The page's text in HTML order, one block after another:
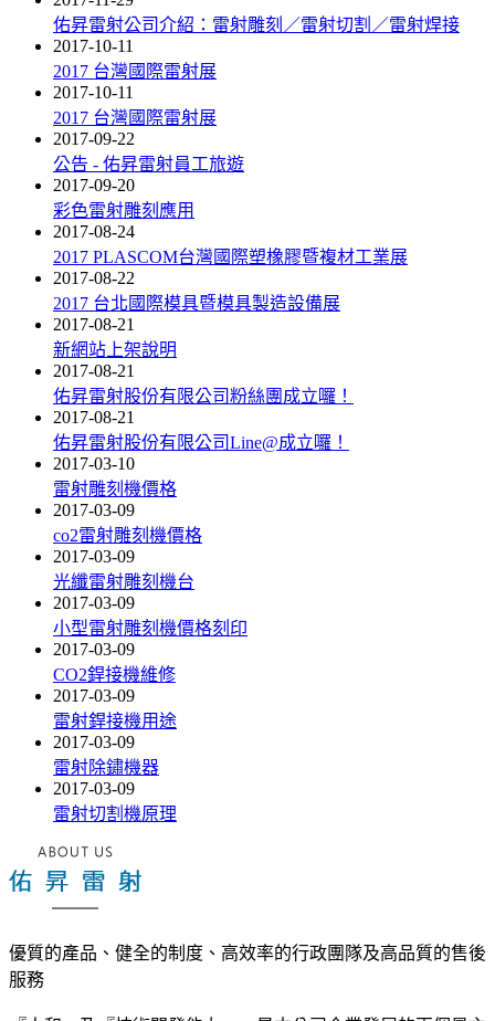
佑昇雷射公司介紹：雷射雕刻／雷射切割／雷射焊接
2017-10-11
2017 台灣國際雷射展
2017-10-11
2017 台灣國際雷射展
2017-09-22
公告 - 佑昇雷射員工旅遊
2017-09-20
彩色雷射雕刻應用
2017-08-24
2017 PLASCOM台灣國際塑橡膠暨複材工業展
2017-08-22
2017 台北國際模具暨模具製造設備展
2017-08-21
新網站上架說明
2017-08-21
佑昇雷射股份有限公司粉絲團成立囉！
2017-08-21
佑昇雷射股份有限公司Line@成立囉！
2017-03-10
雷射雕刻機價格
2017-03-09
co2雷射雕刻機價格
2017-03-09
光纖雷射雕刻機台
2017-03-09
小型雷射雕刻機價格刻印
2017-03-09
CO2銲接機維修
2017-03-09
雷射銲接機用途
2017-03-09
雷射除鏽機器
2017-03-09
雷射切割機原理
優質的產品、健全的制度、高效率的行政團隊及高品質的售後
服務